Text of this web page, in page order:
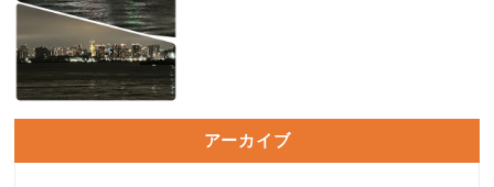
アーカイブ